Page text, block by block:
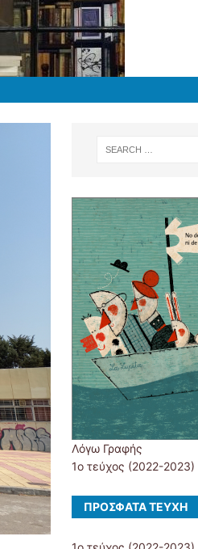
Λόγω Γραφής
1ο τεύχος (2022-2023)
ΠΡΌΣΦΑΤΑ ΤΕΎΧΗ